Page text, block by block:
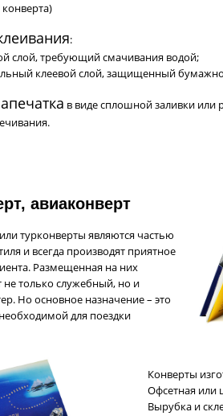
:
слой, требующий смачивания водой;
клеевой слой, защищенный
в виде сплошной заливки
авиаконверт
турконверты являются частью
и всегда производят приятное
Размещенная на них
только служебный, но и
Но основное назначение – это
для поездки
Конверты
Офсетная или
Вырубка и